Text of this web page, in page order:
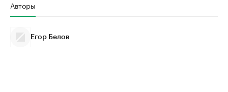
Авторы
Егор Белов